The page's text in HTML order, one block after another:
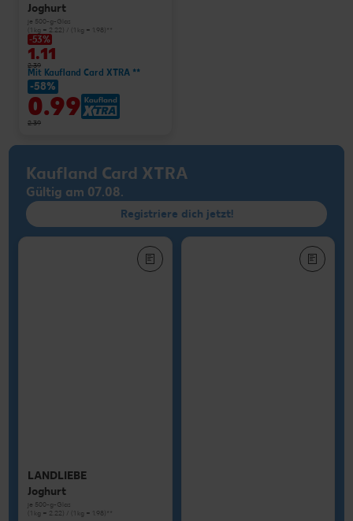
Joghurt
je 500-g-Glas
(1 kg = 2.22) / (1 kg = 1.98)**
-53%
1.11
2.39
Mit Kaufland Card XTRA **
-58%
0.99
2.39
Kaufland Card XTRA
Gültig am 07.08.
Registriere dich jetzt!
LANDLIEBE
Joghurt
je 500-g-Glas
(1 kg = 2.22) / (1 kg = 1.98)**